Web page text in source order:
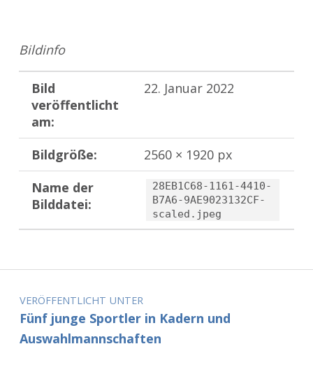
Bildinfo
Bild
veröffentlicht
am:
22. Januar 2022
Bildgröße:
2560 × 1920 px
Name der
Bilddatei:
28EB1C68-1161-4410-
B7A6-9AE9023132CF-
scaled.jpeg
Zurück zur Hauptnavigation springen
Beitragsnavigation
VERÖFFENTLICHT UNTER
Fünf junge Sportler in Kadern und
Auswahlmannschaften